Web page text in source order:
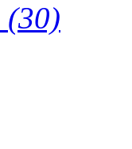
(30)